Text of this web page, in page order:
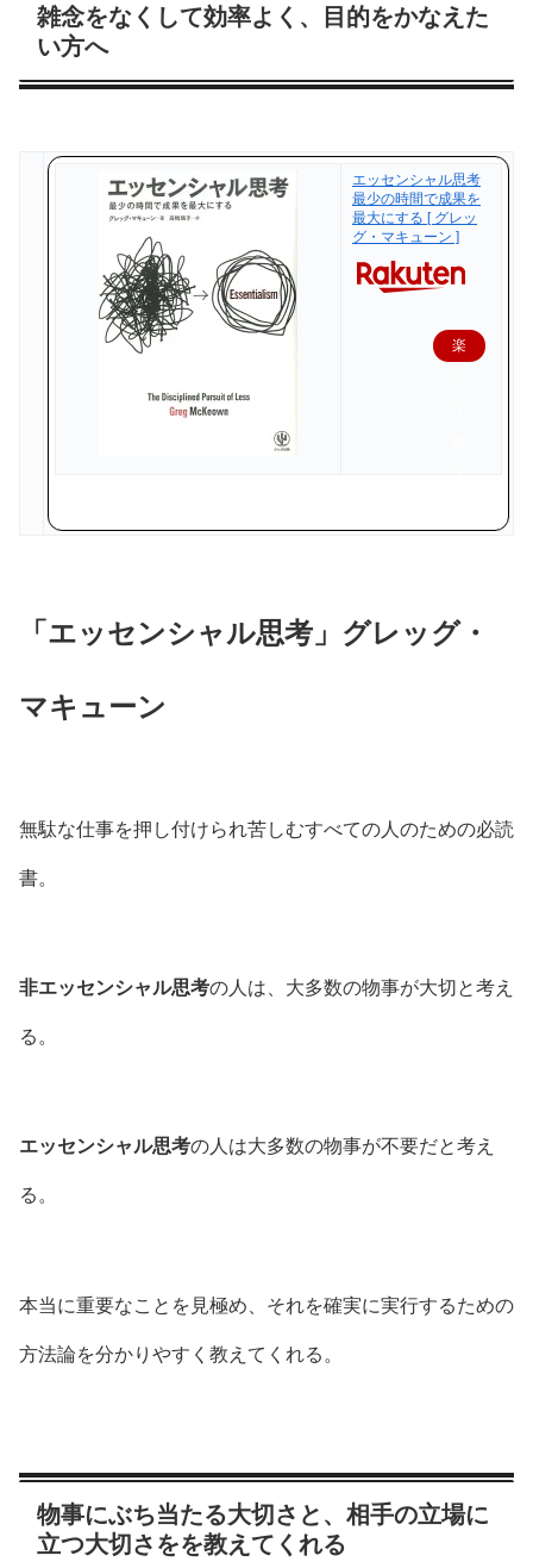
雑念をなくして効率よく、目的をかなえた
い方へ
エッセンシャル思考
最少の時間で成果を
最大にする [ グレッ
グ・マキューン ]
楽
「エッセンシャル思考」グレッグ・
マキューン
無駄な仕事を押し付けられ苦しむすべての人のための必読
書。
非エッセンシャル思考の人は、大多数の物事が大切と考え
る。
エッセンシャル思考の人は大多数の物事が不要だと考え
る。
本当に重要なことを見極め、それを確実に実行するための
方法論を分かりやすく教えてくれる。
物事にぶち当たる大切さと、相手の立場に
立つ大切さをを教えてくれる